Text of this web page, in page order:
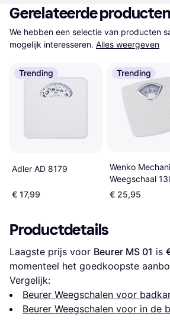
Gerelateerde producten
We hebben een selectie van producten
mogelijk interesseren. Alles weergeven
Trending
Adler AD 8179
€ 17,99
Trending
Wenko
Weegschaal
Wit
€ 25,95
Productdetails
Laagste prijs voor Beurer MS 01 is
momenteel het goedkoopste
Vergelijk:
Beurer Weegschalen voor
Beurer Weegschalen voor in de